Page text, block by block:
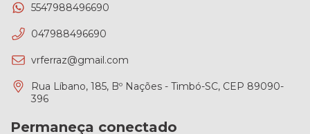
5547988496690
047988496690
vrferraz@gmail.com
Rua Líbano, 185, Bº Nações - Timbó-SC, CEP 89090-
396
Permaneça conectado